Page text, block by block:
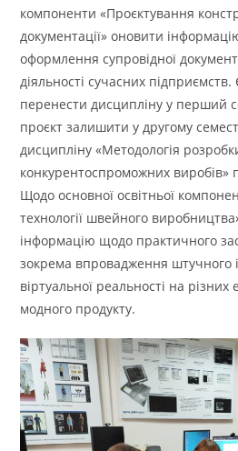
компоненти «Проєктування
документації» оновити
оформлення супровідної
діяльності сучасних
перенести дисципліну у перший
проєкт залишити у другому
дисципліну «Методологія
конкурентоспроможних виробів»
Щодо основної освітньої
технології швейного
інформацію щодо практичного
зокрема впровадження штучного
віртуальної реальності на
модного продукту.